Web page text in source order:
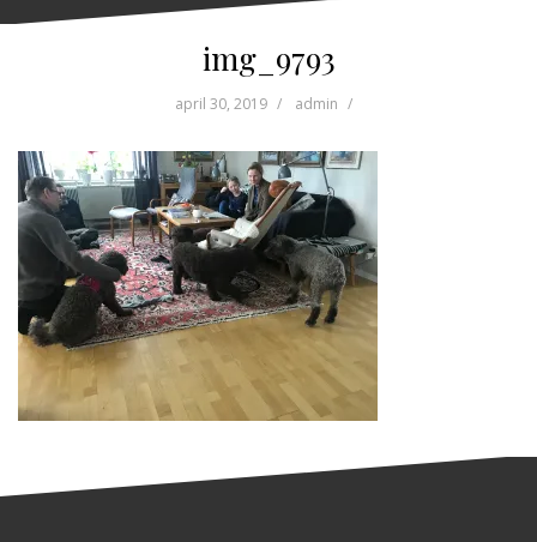
img_9793
april 30, 2019 admin